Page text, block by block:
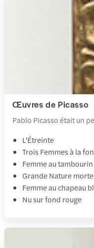
Œuvres de Picasso
Pablo Picasso était un
L'Étreinte
Trois Femmes à la
Femme au tambourin
Grande Nature morte
Femme au chapeau
Nu sur fond rouge